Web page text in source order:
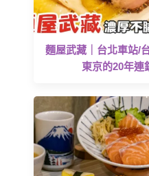
麵屋武藏｜台北車站/
東京的20年連